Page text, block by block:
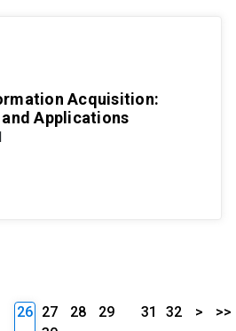
Acquisition:
Applications
26 27 28
29
31 32 > >>